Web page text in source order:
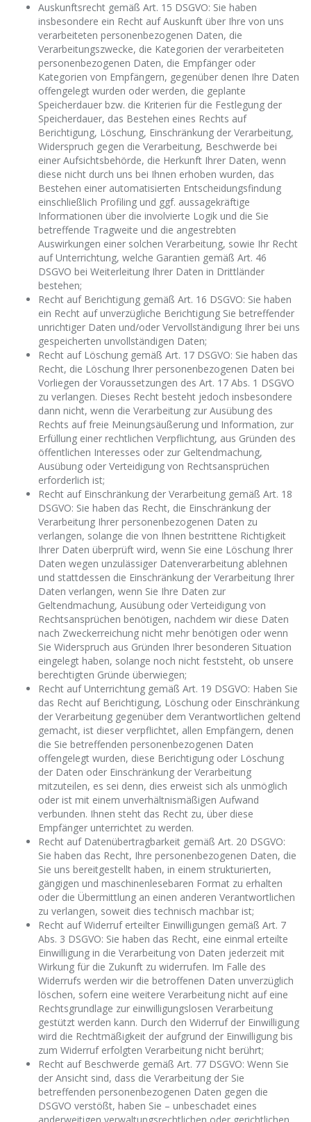
Auskunftsrecht gemäß Art. 15 DSGVO: Sie haben
insbesondere ein Recht auf Auskunft über Ihre von uns
verarbeiteten personenbezogenen Daten, die
Verarbeitungszwecke, die Kategorien der verarbeiteten
personenbezogenen Daten, die Empfänger oder
Kategorien von Empfängern, gegenüber denen Ihre Daten
offengelegt wurden oder werden, die geplante
Speicherdauer bzw. die Kriterien für die Festlegung der
Speicherdauer, das Bestehen eines Rechts auf
Berichtigung, Löschung, Einschränkung der Verarbeitung,
Widerspruch gegen die Verarbeitung, Beschwerde bei
einer Aufsichtsbehörde, die Herkunft Ihrer Daten, wenn
diese nicht durch uns bei Ihnen erhoben wurden, das
Bestehen einer automatisierten Entscheidungsfindung
einschließlich Profiling und ggf. aussagekräftige
Informationen über die involvierte Logik und die Sie
betreffende Tragweite und die angestrebten
Auswirkungen einer solchen Verarbeitung, sowie Ihr Recht
auf Unterrichtung, welche Garantien gemäß Art. 46
DSGVO bei Weiterleitung Ihrer Daten in Drittländer
bestehen;
Recht auf Berichtigung gemäß Art. 16 DSGVO: Sie haben
ein Recht auf unverzügliche Berichtigung Sie betreffender
unrichtiger Daten und/oder Vervollständigung Ihrer bei uns
gespeicherten unvollständigen Daten;
Recht auf Löschung gemäß Art. 17 DSGVO: Sie haben das
Recht, die Löschung Ihrer personenbezogenen Daten bei
Vorliegen der Voraussetzungen des Art. 17 Abs. 1 DSGVO
zu verlangen. Dieses Recht besteht jedoch insbesondere
dann nicht, wenn die Verarbeitung zur Ausübung des
Rechts auf freie Meinungsäußerung und Information, zur
Erfüllung einer rechtlichen Verpflichtung, aus Gründen des
öffentlichen Interesses oder zur Geltendmachung,
Ausübung oder Verteidigung von Rechtsansprüchen
erforderlich ist;
Recht auf Einschränkung der Verarbeitung gemäß Art. 18
DSGVO: Sie haben das Recht, die Einschränkung der
Verarbeitung Ihrer personenbezogenen Daten zu
verlangen, solange die von Ihnen bestrittene Richtigkeit
Ihrer Daten überprüft wird, wenn Sie eine Löschung Ihrer
Daten wegen unzulässiger Datenverarbeitung ablehnen
und stattdessen die Einschränkung der Verarbeitung Ihrer
Daten verlangen, wenn Sie Ihre Daten zur
Geltendmachung, Ausübung oder Verteidigung von
Rechtsansprüchen benötigen, nachdem wir diese Daten
nach Zweckerreichung nicht mehr benötigen oder wenn
Sie Widerspruch aus Gründen Ihrer besonderen Situation
eingelegt haben, solange noch nicht feststeht, ob unsere
berechtigten Gründe überwiegen;
Recht auf Unterrichtung gemäß Art. 19 DSGVO: Haben Sie
das Recht auf Berichtigung, Löschung oder Einschränkung
der Verarbeitung gegenüber dem Verantwortlichen geltend
gemacht, ist dieser verpflichtet, allen Empfängern, denen
die Sie betreffenden personenbezogenen Daten
offengelegt wurden, diese Berichtigung oder Löschung
der Daten oder Einschränkung der Verarbeitung
mitzuteilen, es sei denn, dies erweist sich als unmöglich
oder ist mit einem unverhältnismäßigen Aufwand
verbunden. Ihnen steht das Recht zu, über diese
Empfänger unterrichtet zu werden.
Recht auf Datenübertragbarkeit gemäß Art. 20 DSGVO:
Sie haben das Recht, Ihre personenbezogenen Daten, die
Sie uns bereitgestellt haben, in einem strukturierten,
gängigen und maschinenlesebaren Format zu erhalten
oder die Übermittlung an einen anderen Verantwortlichen
zu verlangen, soweit dies technisch machbar ist;
Recht auf Widerruf erteilter Einwilligungen gemäß Art. 7
Abs. 3 DSGVO: Sie haben das Recht, eine einmal erteilte
Einwilligung in die Verarbeitung von Daten jederzeit mit
Wirkung für die Zukunft zu widerrufen. Im Falle des
Widerrufs werden wir die betroffenen Daten unverzüglich
löschen, sofern eine weitere Verarbeitung nicht auf eine
Rechtsgrundlage zur einwilligungslosen Verarbeitung
gestützt werden kann. Durch den Widerruf der Einwilligung
wird die Rechtmäßigkeit der aufgrund der Einwilligung bis
zum Widerruf erfolgten Verarbeitung nicht berührt;
Recht auf Beschwerde gemäß Art. 77 DSGVO: Wenn Sie
der Ansicht sind, dass die Verarbeitung der Sie
betreffenden personenbezogenen Daten gegen die
DSGVO verstößt, haben Sie – unbeschadet eines